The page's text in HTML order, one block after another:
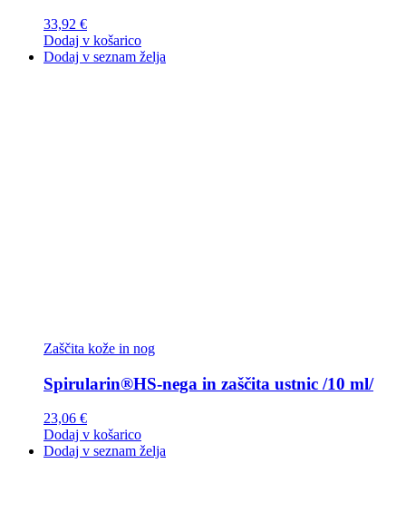
33,92 €
Dodaj v košarico
Dodaj v seznam želja
Zaščita kože in nog
Spirularin®HS-nega in zaščita ustnic /10 ml/
23,06 €
Dodaj v košarico
Dodaj v seznam želja